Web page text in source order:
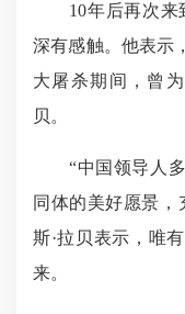
10年后再次来到
深有感触。他表
大屠杀期间，曾
贝。
“中国领导人多
同体的美好愿景，
斯·拉贝表示，唯
来。